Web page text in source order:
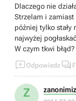
Dlaczego nie
Strzelam i zamiast
później tylko
najwyżej
W czym tkwi błąd?
Odpowiedz 
Z